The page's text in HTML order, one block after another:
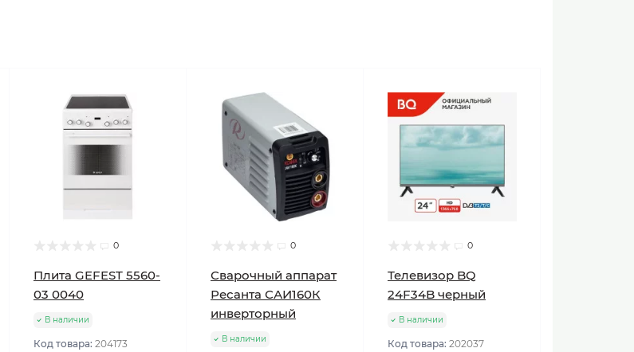
0
Плита GEFEST 5560-
03 0040
В наличии
Код товара: 204173
0
Сварочный аппарат
Ресанта САИ160К
инверторный
В наличии
0
Телевизор BQ
24F34B черный
В наличии
Код товара: 202037